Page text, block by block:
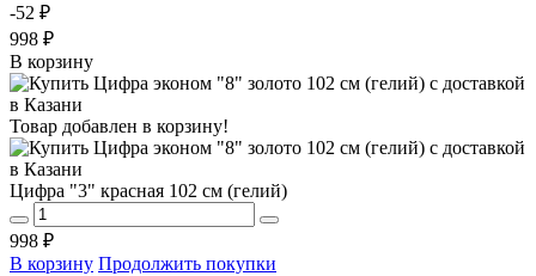
-52 ₽
998 ₽
В корзину
Товар добавлен в корзину!
Цифра "3" красная 102 см (гелий)
998 ₽
В корзину Продолжить покупки